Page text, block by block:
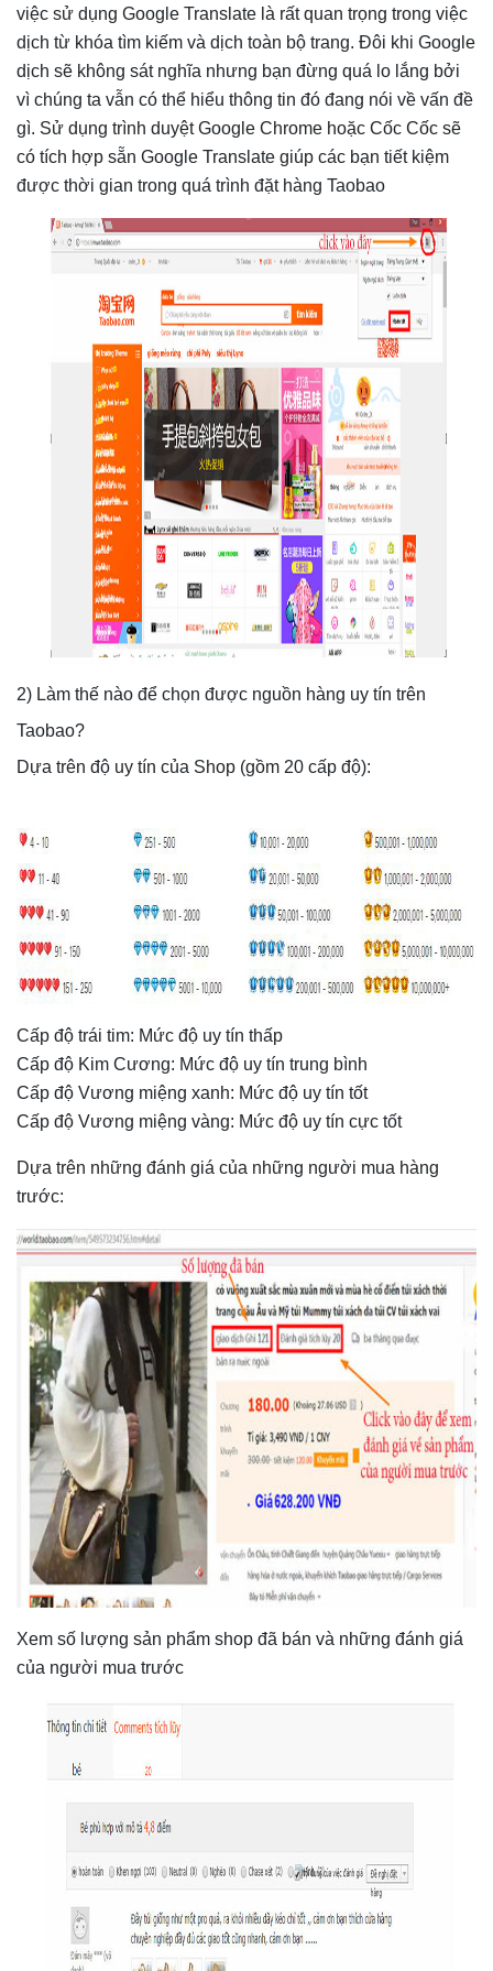
việc sử dụng Google Translate là rất quan trọng trong việc
dịch từ khóa tìm kiếm và dịch toàn bộ trang. Đôi khi Google
dịch sẽ không sát nghĩa nhưng bạn đừng quá lo lắng bởi
vì chúng ta vẫn có thể hiểu thông tin đó đang nói về vấn đề
gì. Sử dụng trình duyệt Google Chrome hoặc Cốc Cốc sẽ
có tích hợp sẵn Google Translate giúp các bạn tiết kiệm
được thời gian trong quá trình đặt hàng Taobao
2) Làm thế nào để chọn được nguồn hàng uy tín trên
Taobao?
Dựa trên độ uy tín của Shop (gồm 20 cấp độ):
Cấp độ trái tim: Mức độ uy tín thấp
Cấp độ Kim Cương: Mức độ uy tín trung bình
Cấp độ Vương miệng xanh: Mức độ uy tín tốt
Cấp độ Vương miệng vàng: Mức độ uy tín cực tốt
Dựa trên những đánh giá của những người mua hàng
trước:
Xem số lượng sản phẩm shop đã bán và những đánh giá
của người mua trước